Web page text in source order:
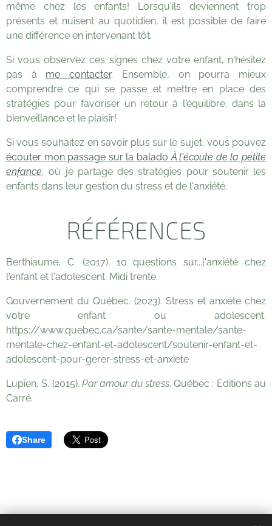
même chez les enfants! Lorsqu'ils deviennent trop
présents et nuisent au quotidien, il est possible de faire
une différence en intervenant tôt.
Si vous observez ces signes chez votre enfant, n'hésitez
pas à me contacter. Ensemble, on pourra mieux
comprendre ce qui se passe et mettre en place des
stratégies pour favoriser un retour à l'équilibre, dans la
bienveillance et le plaisir!
Si vous souhaitez en savoir plus sur le sujet, vous pouvez
écouter mon passage sur la baladoÀ l'écoute de la petite
enfance, où je partage des stratégies pour soutenir les
enfants dans leur gestion du stress et de l'anxiété.
RÉFÉRENCES
Berthiaume, C. (2017). 10 questions sur...l'anxiété chez
l'enfant et l'adolescent. Midi trente.
Gouvernement du Québec. (2023). Stress et anxiété chez
votre enfant ou adolescent.
https://www.quebec.ca/sante/sante-mentale/sante-
mentale-chez-enfant-et-adolescent/soutenir-enfant-et-
adolescent-pour-gerer-stress-et-anxiete
Lupien, S. (2015). Par amour du stress. Québec : Éditions au
Carré.
Share